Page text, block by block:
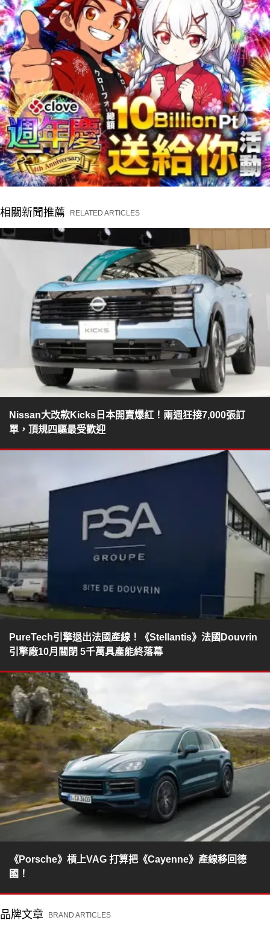
相關新聞推薦 RELATED ARTICLES
Nissan大改款Kicks日本開賣爆紅！兩週狂接7,000張訂
單，頂規四驅最受歡迎
PureTech引擎退出法國產線！《Stellantis》法國Douvrin
引擎廠10月關閉 5千萬具產能終落幕
《Porsche》槓上VAG 打算把《Cayenne》產線移回德
國！
品牌文章 BRAND ARTICLES